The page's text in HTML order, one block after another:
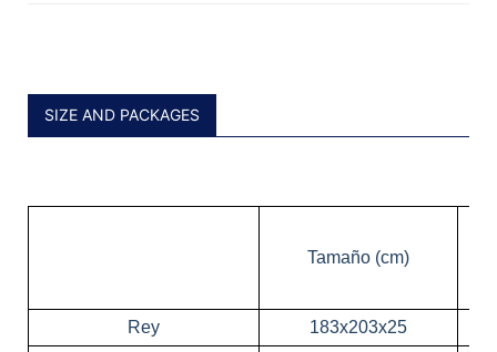
SIZE AND PACKAGES
Tamaño (cm)
Rey
183x203x25